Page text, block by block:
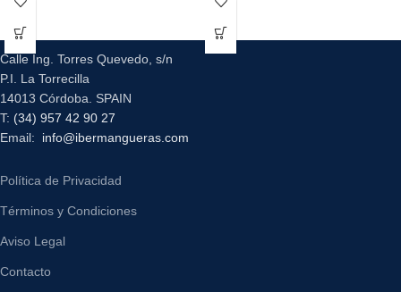
Calle Ing. Torres Quevedo, s/n
P.I. La Torrecilla
14013 Córdoba. SPAIN
T: (34) 957 42 90 27
Email: info@ibermangueras.com
Política de Privacidad
Términos y Condiciones
Aviso Legal
Contacto